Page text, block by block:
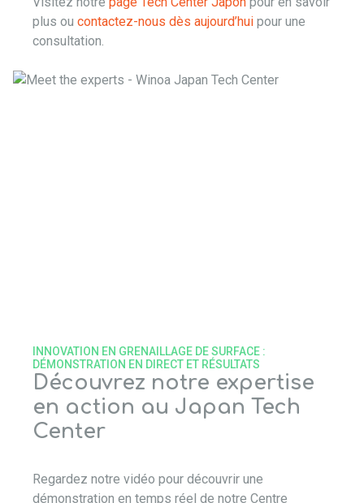
plus ou contactez-nous dès aujourd’hui pour une
consultation.
Découvrez notre expertise
en action au Japan Tech
Center
INNOVATION EN GRENAILLAGE DE SURFACE :
DÉMONSTRATION EN DIRECT ET RÉSULTATS
Regardez notre vidéo pour découvrir une
démonstration en temps réel de notre Centre